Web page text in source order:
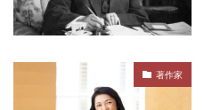
著作家